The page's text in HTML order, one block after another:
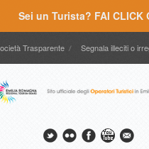
Sei un Turista? FAI CLICK
Trasparente Segnala illeciti o
Timbrature